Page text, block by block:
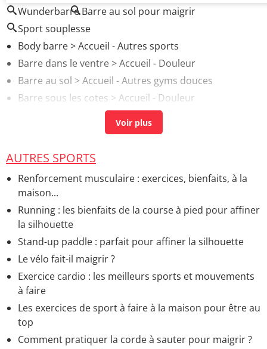
Wunderbarre Barre au sol pour maigrir
Sport souplesse
Body barre> Accueil - Autres sports
Barre dans le ventre> Accueil - Douleur
Barre au sol > Accueil - Autres gyms douces
Barre sous les cotes > Accueil - Douleur
> Accueil - Troubles digestifs
AUTRES SPORTS
Renforcement musculaire : exercices, bienfaits, à la
maison...
Running : les bienfaits de la course à pied pour affiner
la silhouette
Stand-up paddle : parfait pour affiner la silhouette
Le vélo fait-il maigrir ?
Exercice cardio : les meilleurs sports et mouvements
à faire
Les exercices de sport à faire à la maison pour être au
top
Comment pratiquer la corde à sauter pour maigrir ?